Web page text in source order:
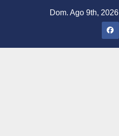
Dom. Ago 9th, 2026